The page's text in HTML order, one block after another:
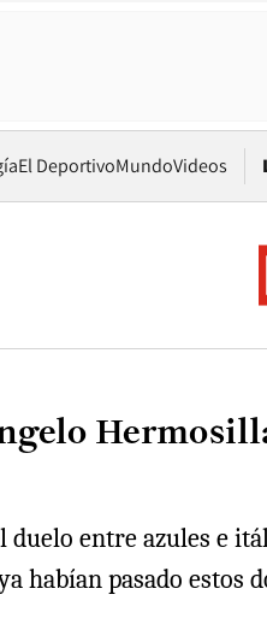
El DeportivoMundoVideos
duelo entre azules e
habían pasado estos